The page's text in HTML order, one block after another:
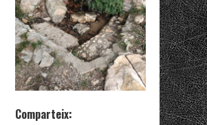
Comparteix: